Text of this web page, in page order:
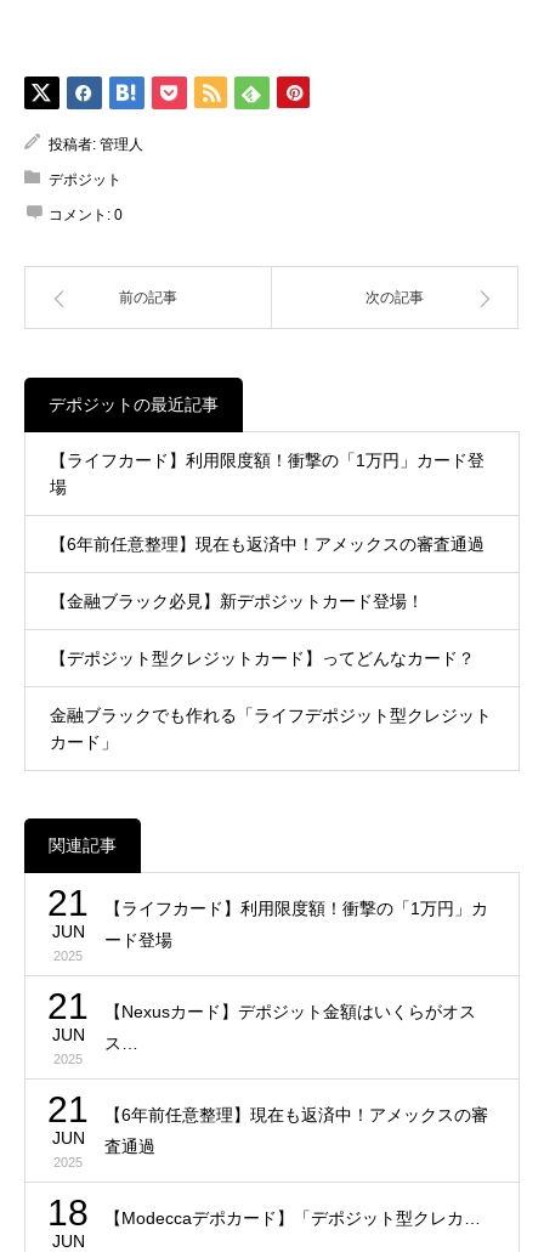
投稿者: 管理人
デポジット
コメント: 0
前の記事 次の記事
デポジットの最近記事
【ライフカード】利用限度額！衝撃の「1万円」カード登
場
【6年前任意整理】現在も返済中！アメックスの審査通過
【金融ブラック必見】新デポジットカード登場！
【デポジット型クレジットカード】ってどんなカード？
金融ブラックでも作れる「ライフデポジット型クレジット
カード」
関連記事
21
JUN
2025
【ライフカード】利用限度額！衝撃の「1万円」カ
ード登場
21
JUN
2025
【Nexusカード】デポジット金額はいくらがオス
ス…
21
JUN
2025
【6年前任意整理】現在も返済中！アメックスの審
査通過
18
JUN
【Modeccaデポカード】「デポジット型クレカ…